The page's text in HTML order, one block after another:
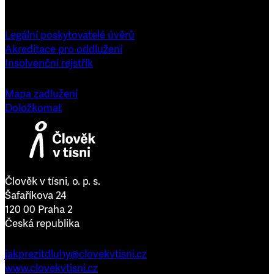
Legální poskytovatelé úvěrů
Akreditace pro oddlužení
Insolvenční rejstřík
Mapa zadlužení
Doložkomat
Člověk v tísni, o. p. s.
Šafaříkova 24
120 00 Praha 2
Česká republika
jakprezitdluhy@clovekvtisni.cz
www.clovekvtisni.cz